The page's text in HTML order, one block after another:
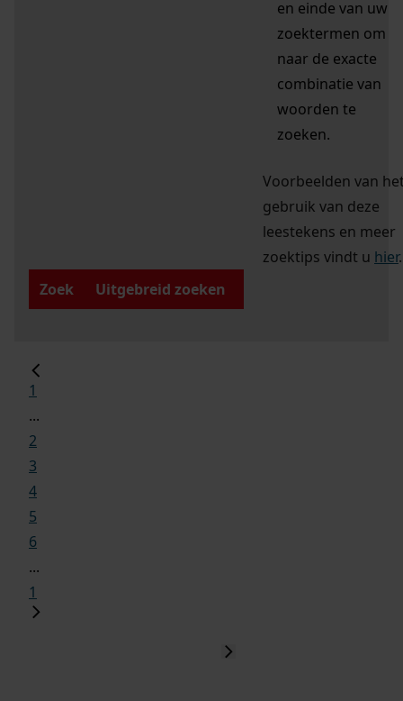
en einde van uw
zoektermen om
naar de exacte
combinatie van
woorden te
zoeken.
Voorbeelden van
gebruik van deze
leestekens en meer
zoektips vindt u hier.
Zoek
Uitgebreid zoeken
1
...
2
3
4
5
6
...
1